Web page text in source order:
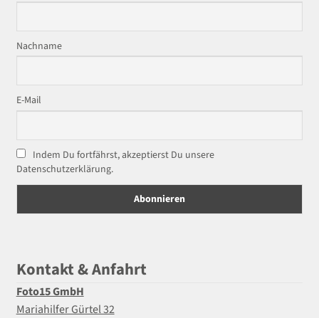
Nachname
E-Mail
Indem Du fortfährst, akzeptierst Du unsere
Datenschutzerklärung.
Kontakt & Anfahrt
Foto15 GmbH
Mariahilfer Gürtel 32